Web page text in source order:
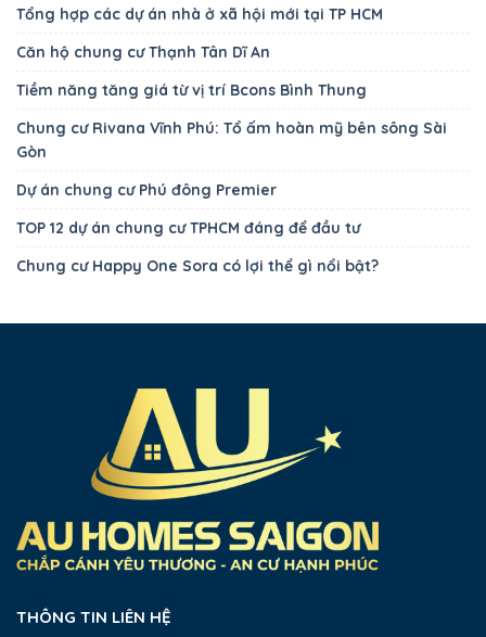
Tổng hợp các dự án nhà ở xã hội mới tại TP HCM
Căn hộ chung cư Thạnh Tân Dĩ An
Tiềm năng tăng giá từ vị trí Bcons Bình Thung
Chung cư Rivana Vĩnh Phú: Tổ ấm hoàn mỹ bên sông Sài
Gòn
Dự án chung cư Phú đông Premier
TOP 12 dự án chung cư TPHCM đáng để đầu tư
Chung cư Happy One Sora có lợi thể gì nổi bật?
THÔNG TIN LIÊN HỆ